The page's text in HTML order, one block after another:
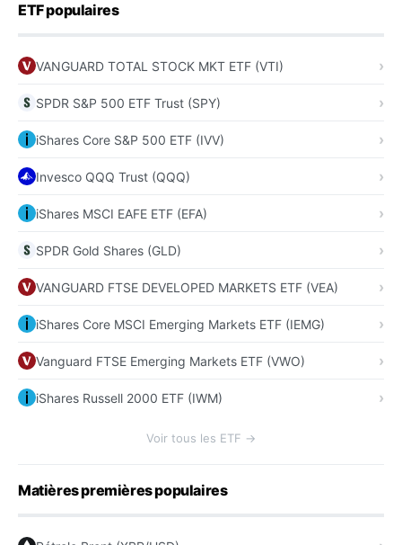
ETF populaires
VANGUARD TOTAL STOCK MKT ETF (VTI)
SPDR S&P 500 ETF Trust (SPY)
iShares Core S&P 500 ETF (IVV)
Invesco QQQ Trust (QQQ)
iShares MSCI EAFE ETF (EFA)
SPDR Gold Shares (GLD)
VANGUARD FTSE DEVELOPED MARKETS ETF (VEA)
iShares Core MSCI Emerging Markets ETF (IEMG)
Vanguard FTSE Emerging Markets ETF (VWO)
iShares Russell 2000 ETF (IWM)
Voir tous les ETF →
Matières premières populaires